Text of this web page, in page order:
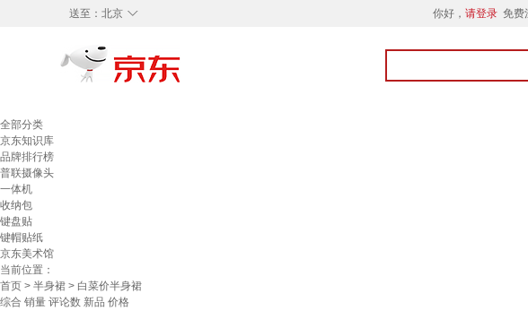
◇
送至： 北京 你好， 请登录 免费
全部分类
京东知识库
品牌排行榜
普联摄像头
一体机
收纳包
键盘贴
键帽贴纸
京东美术馆
当前位置：
首页 > 半身裙 > 白菜价半身裙
综合 销量 评论数 新品 价格